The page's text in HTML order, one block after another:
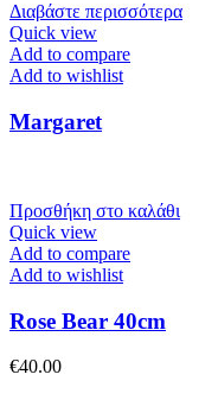
Διαβάστε περισσότερα
Quick view
Add to compare
Add to wishlist
Margaret
Προσθήκη στο καλάθι
Quick view
Add to compare
Add to wishlist
Rose Bear 40cm
€40.00